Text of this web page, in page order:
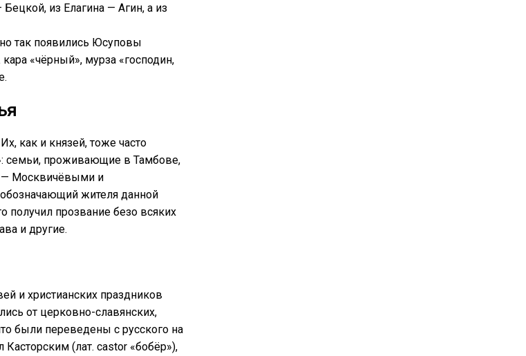
из Елагина — Агин, а из
так появились Юсуповы
«чёрный», мурза «господин,
как и князей, тоже часто
семьи, проживающие в Тамбове,
— Москвичёвыми и
жителя данной
получил прозвание безо всяких
и другие.
и христианских праздников
от церковно-славянских,
были переведены с русского на
(лат. castor «бобёр»),